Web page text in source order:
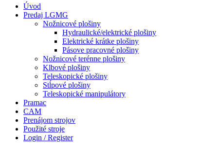
Úvod
Predaj LGMG
Nožnicové plošiny
Hydraulické/elektrické plošiny
Elektrické krátke plošiny
Pásove pracovné plošiny
Nožnicové terénne plošiny
Klbové plošiny
Teleskopické plošiny
Stĺpové plošiny
Teleskopické manipulátory
Pramac
CAM
Prenájom strojov
Použité stroje
Login / Register